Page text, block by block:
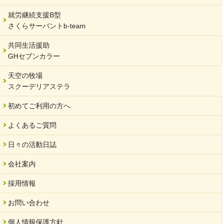
2024/01/15
令和6年能登半島地震被災者支援において
2023/12/29
年末年始のお知らせ
2023/12/18
北方支店・保護者交流会「収穫祭」
2023/11/08
オンラインショップを開設しました
2023/10/20
「可児の企業魅力発見フェア」に出展しました
2023/10/17
馬糞堆肥「馬の力」販売開始
2023/08/18
クラウドファンディングのご案内
yahooショッピングサイト本日開店
就労継続支援B型
さくらサーバントb-team
共同生活援助
GHセブンカラー
天空の牧場
スクーデリアステラ
初めてご利用の方へ
よくあるご質問
日々の活動日誌
会社案内
採用情報
お問い合わせ
個人情報保護方針